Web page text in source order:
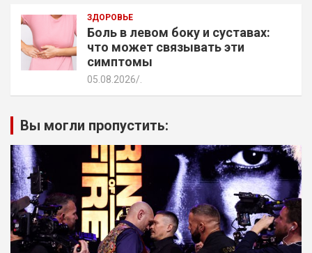
ЗДОРОВЬЕ
Боль в левом боку и суставах:
что может связывать эти
симптомы
05.08.2026
Вы могли пропустить: